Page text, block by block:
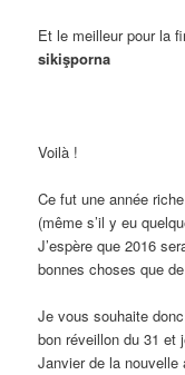
Et le meilleur pour la
sikişporna
Voilà !
Ce fut une année
(même s’il y eu
J’espère que 2016
bonnes choses que
Je vous souhaite
bon réveillon du 31 et
Janvier de la